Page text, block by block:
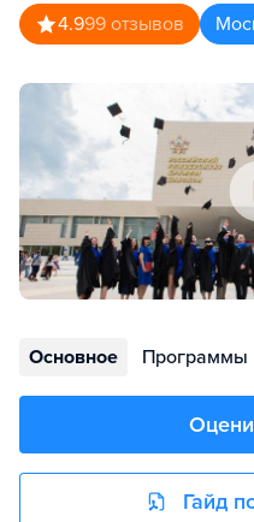
4.999 отзывов
Основное Программы
Гайд